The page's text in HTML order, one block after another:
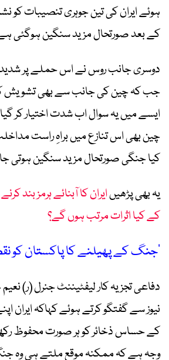
ہوئے ایران کی تین جوہری تنصیبات کو
کے بعد صورتحال مزید سنگین ہوگئی
دوسری جانب روس نے اس حملے پر شدید
جب کہ چین کی جانب سے بھی تشویش کا
ایسے میں یہ سوال اب شدت اختیار کر
چین بھی اس تنازع میں براہِ راست
کیا جنگی صورتحال مزید سنگین ہوتی
یہ بھی پڑھیںایران کا آبنائے ہرمز بند
کے کیا اثرات مرتب ہوں گے؟
’جنگ کے پھیلنے کا پاکستان کو
دفاعی تجزیہ کار لیفٹیننٹ جنرل (ر)
نیوز سے گفتگو کرتے ہوئے کہاکہ ایران
کے حساس ذخائر کو ہر صورت محفوظ
وجہ ہے کہ ممکنہ موقع ملتے ہی وہ